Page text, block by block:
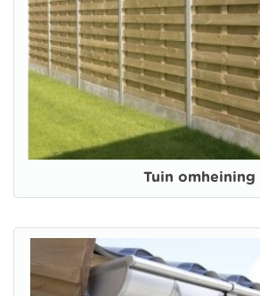
Tuin omheining